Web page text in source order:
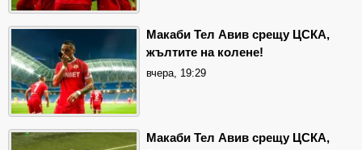
Макаби Тел Авив срещу ЦСКА,
жълтите на колене!
вчера, 19:29
Макаби Тел Авив срещу ЦСКА,